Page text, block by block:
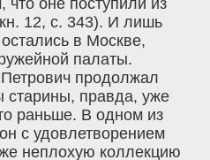
оне поступили из
12, с. 343). И лишь
в Москве,
палаты.
продолжал
старины, правда, уже
раньше. В одном из
с удовлетворением
неплохую коллекцию